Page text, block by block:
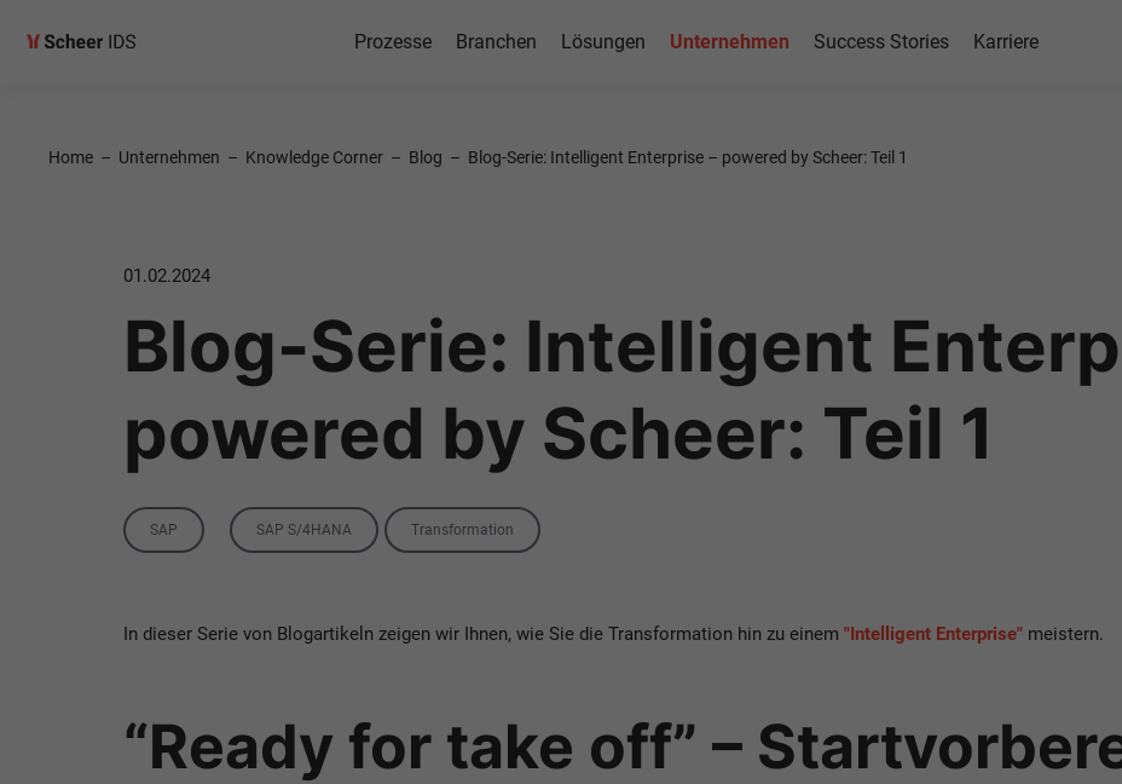
Prozesse Branchen Lösungen Unternehmen Success Stories Karriere
Home – Unternehmen – Knowledge Corner – Blog – Blog-Serie: Intelligent Enterprise – powered by Scheer: Teil 1
01.02.2024
Blog-Serie: Intelligent
powered by Scheer: Teil 1
Category
SAP TagsSAP S/4HANA Transformation
In dieser Serie von Blogartikeln zeigen wir Ihnen, wie Sie die Transformation hin zu einem "Intelligent Enterprise" meistern.
“Ready for take off” –